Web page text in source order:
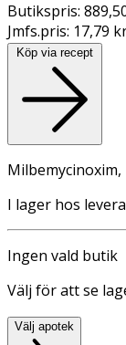
Butikspris:
Jmfs.pris: 17,79
Köp via recept
I lager hos
Ingen vald butik
Välj för att se
Välj apotek